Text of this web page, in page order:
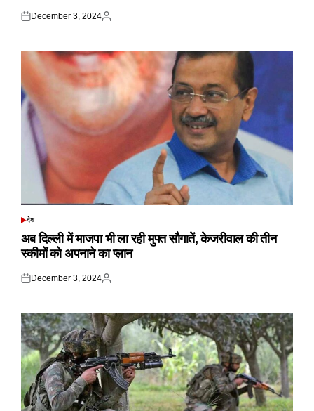
Posted
December 3, 2024
Posted
POSTED
देश
अब दिल्ली में भाजपा भी ला रही मुफ्त सौगातें, केजरीवाल की तीन
स्कीमों को अपनाने का प्लान
Posted
December 3, 2024
Posted